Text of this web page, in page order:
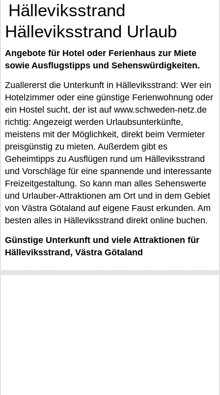
Hälleviksstrand
Hälleviksstrand Urlaub
Angebote für Hotel oder Ferienhaus zur Miete
sowie Ausflugstipps und Sehenswürdigkeiten.
Zuallererst die Unterkunft in Hälleviksstrand: Wer ein
Hotelzimmer oder eine günstige Ferienwohnung oder
ein Hostel sucht, der ist auf www.schweden-netz.de
richtig: Angezeigt werden Urlaubsunterkünfte,
meistens mit der Möglichkeit, direkt beim Vermieter
preisgünstig zu mieten. Außerdem gibt es
Geheimtipps zu Ausflügen rund um Hälleviksstrand
und Vorschläge für eine spannende und interessante
Freizeitgestaltung. So kann man alles Sehenswerte
und Urlauber-Attraktionen am Ort und in dem Gebiet
von Västra Götaland auf eigene Faust erkunden. Am
besten alles in Hälleviksstrand direkt online buchen.
Günstige Unterkunft und viele Attraktionen für
Hälleviksstrand, Västra Götaland